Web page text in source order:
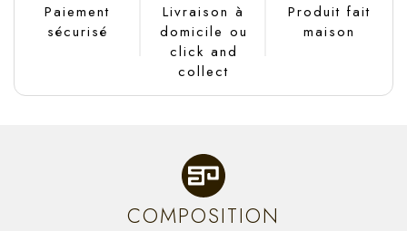
Paiement
sécurisé
Livraison à
domicile ou
click and
collect
Produit fait
maison
COMPOSITION